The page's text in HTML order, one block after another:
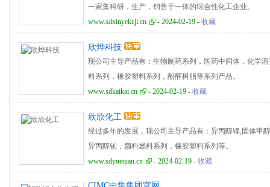
一家集科研，生产，销售于一体的综合性化工企业。
www.sdxinyekeji.cn
- 2024-02-19 - 收藏
欣烨科技
现公司主导产品有：生物制药系列，医药中间体，化学
料系列，橡胶塑料系列，酚醛树脂等系列产品。
www.sdkaikai.cn
- 2024-02-19 - 收藏
欣欣化工
经过多年的发展，现公司主导产品有：异丙醇锂,固体甲
异丙醇钡，颜料燃料系列，橡胶塑料系列等。
www.sdyueqian.cn
- 2024-02-19 - 收藏